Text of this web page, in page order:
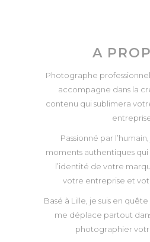
A
Photographe
accompagne dans la
contenu qui sublimera
Passionné par
moments authentiques
l’identité de votre
votre entreprise et
Basé à Lille, je suis en
me déplace partout
photographier